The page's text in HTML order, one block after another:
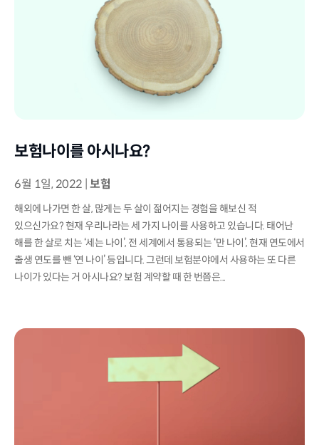
보험나이를 아시나요?
6월 1일, 2022 보험
해외에 나가면 한 살, 많게는 두 살이 젊어지는 경험을 해보신 적
있으신가요? 현재 우리나라는 세 가지 나이를 사용하고 있습니다. 태어난
해를 한 살로 치는 ‘세는 나이’, 전 세계에서 통용되는 ‘만 나이’, 현재 연도에서
출생 연도를 뺀 ‘연 나이’ 등입니다. 그런데 보험분야에서 사용하는 또 다른
나이가 있다는 거 아시나요? 보험 계약할 때 한 번쯤은...